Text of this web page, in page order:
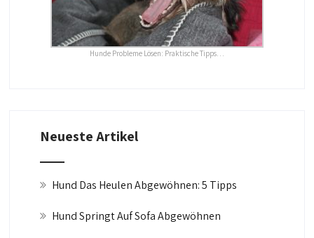
Hunde Probleme Lösen: Praktische Tipps…
Neueste Artikel
Hund Das Heulen Abgewöhnen: 5 Tipps
Hund Springt Auf Sofa Abgewöhnen